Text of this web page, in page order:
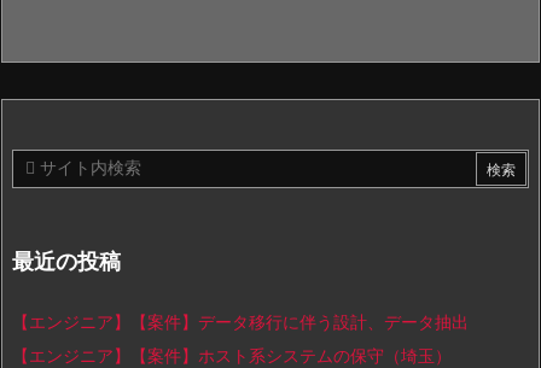
最近の投稿
【エンジニア】【案件】データ移行に伴う設計、データ抽出
【エンジニア】【案件】ホスト系システムの保守（埼玉）